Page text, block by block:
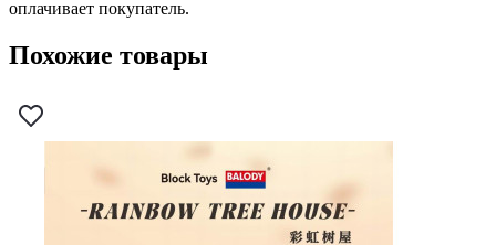
оплачивает покупатель.
Похожие товары